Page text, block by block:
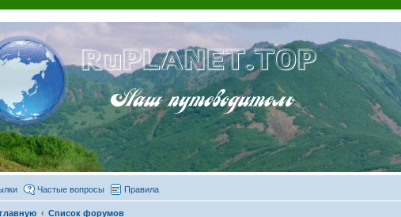
RuPLANET.TOP
Наш путеводитель
Частые вопросы Правила
Список форумов